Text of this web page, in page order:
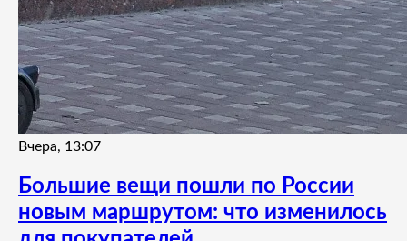
Вчера, 13:07
Большие вещи пошли по России
новым маршрутом: что изменилось